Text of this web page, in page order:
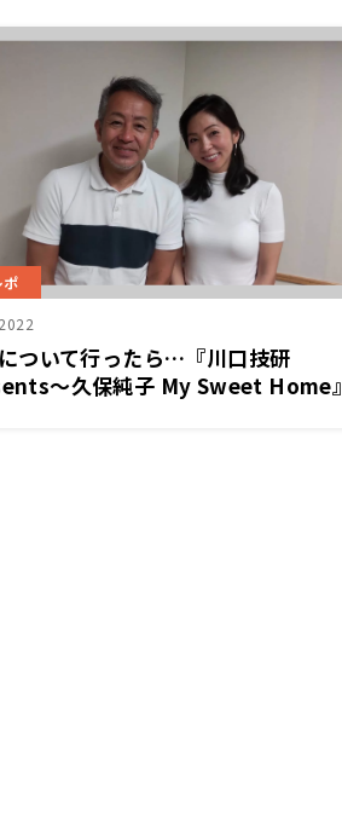
ポ
ついて行ったら…『川口技研
～久保純子 My Sweet Home』